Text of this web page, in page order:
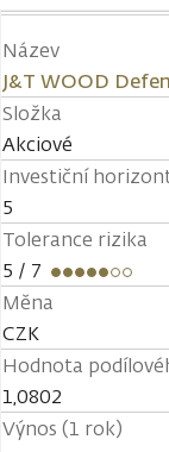
Název
J&T WOOD
Složka
Akciové
Investiční
5
Tolerance rizika
5 / 7
Měna
CZK
Hodnota
1,0802
Výnos (1 rok)